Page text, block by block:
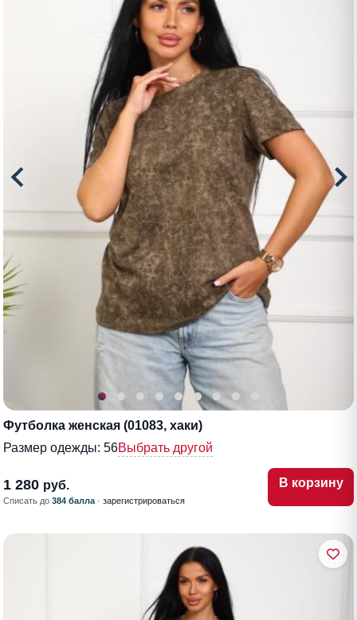
Футболка женская (01083, хаки)
Размер одежды: 56Выбрать другой
1 280 руб.
Списать до 384 балла · зарегистрироваться
В корзину